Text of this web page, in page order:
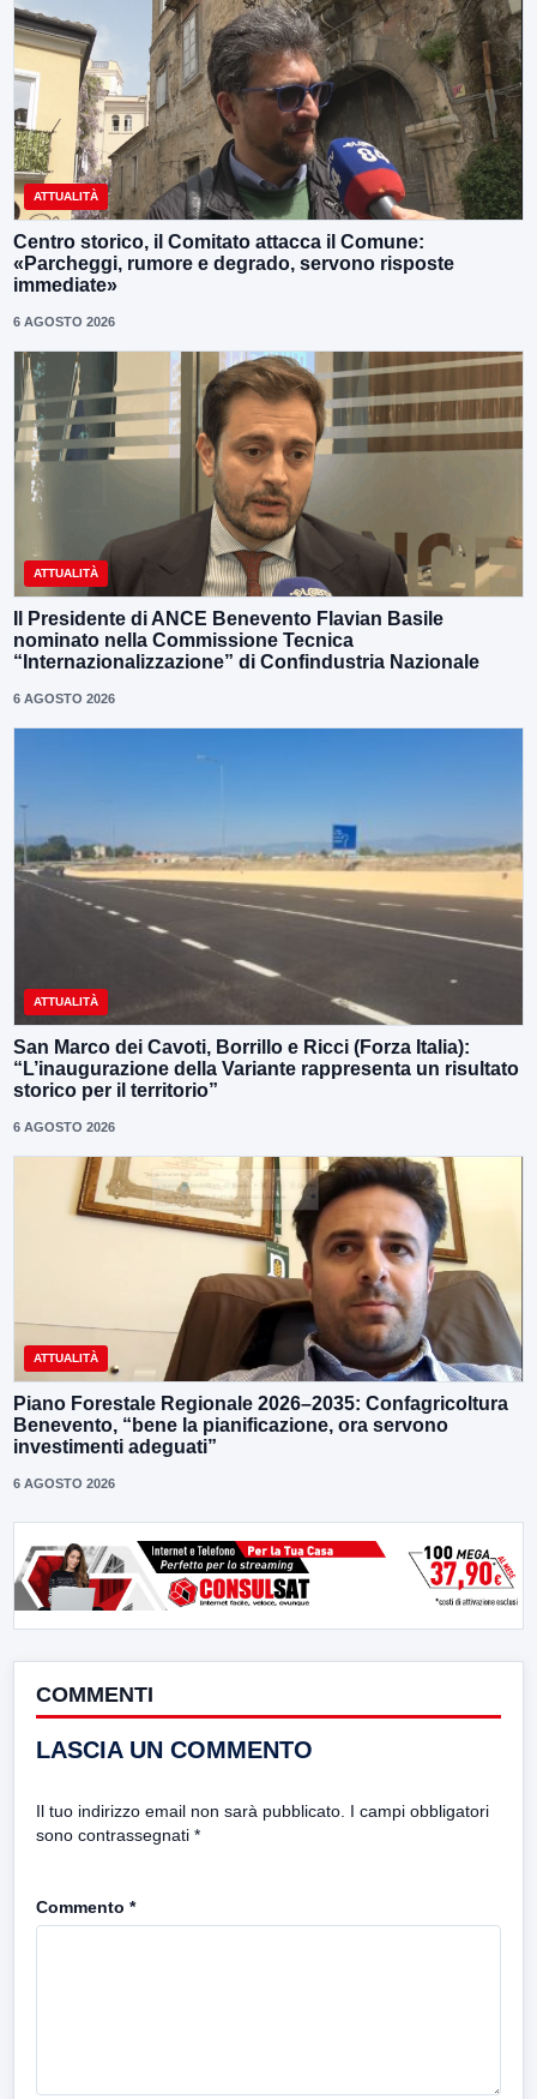
ATTUALITÀ
Centro storico, il Comitato attacca il Comune:
«Parcheggi, rumore e degrado, servono risposte
immediate»
6 AGOSTO 2026
ATTUALITÀ
Il Presidente di ANCE Benevento Flavian Basile
nominato nella Commissione Tecnica
“Internazionalizzazione” di Confindustria Nazionale
6 AGOSTO 2026
ATTUALITÀ
San Marco dei Cavoti, Borrillo e Ricci (Forza Italia):
“L’inaugurazione della Variante rappresenta un risultato
storico per il territorio”
6 AGOSTO 2026
ATTUALITÀ
Piano Forestale Regionale 2026–2035: Confagricoltura
Benevento, “bene la pianificazione, ora servono
investimenti adeguati”
6 AGOSTO 2026
COMMENTI
LASCIA UN COMMENTO
Il tuo indirizzo email non sarà pubblicato. I campi obbligatori
sono contrassegnati *
Commento *